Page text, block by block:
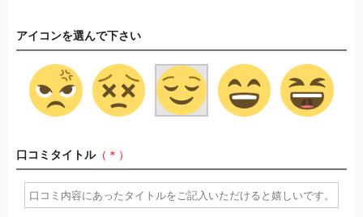
アイコンを選んで下さい
口コミタイトル（＊）